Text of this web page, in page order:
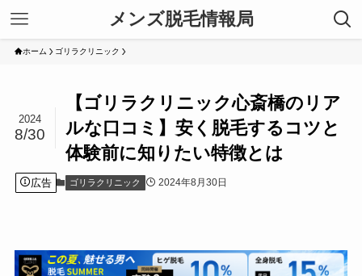
メンズ脱毛情報局
ホーム ゴリラクリニック
【ゴリラクリニック心斎橋のリア
ルな口コミ】安く脱毛するコツと
体験前に知りたい特徴とは
2024
8/30
広告 ゴリラクリニック 2024年8月30日